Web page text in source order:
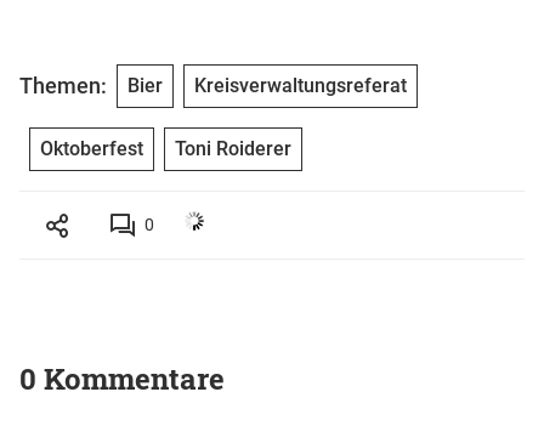
Themen: Bier Kreisverwaltungsreferat
Oktoberfest Toni Roiderer
0
0 Kommentare